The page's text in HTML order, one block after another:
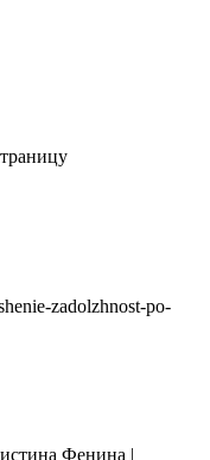
zadolzhnost-po-
Фенина |